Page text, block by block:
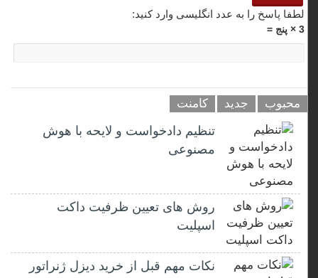
لطفا پاسخ را به عدد انگلیسی وارد کنید:
محبوب جدید کامنت
تنظیم دادخواست و لایحه با هوش
مصنوعی
روش های تعیین ظرفیت داکت
اسپلیت
نکات مهم قبل از خرید دیزل ژنراتور